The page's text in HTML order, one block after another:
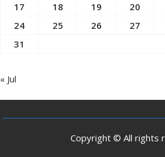
17
18 19 20
24
25 26 27
31
« Jul
Copyright © All rights